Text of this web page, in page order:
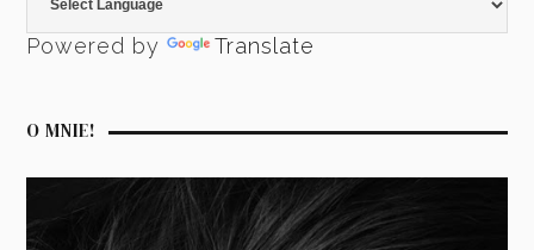
Powered by Translate
O MNIE!